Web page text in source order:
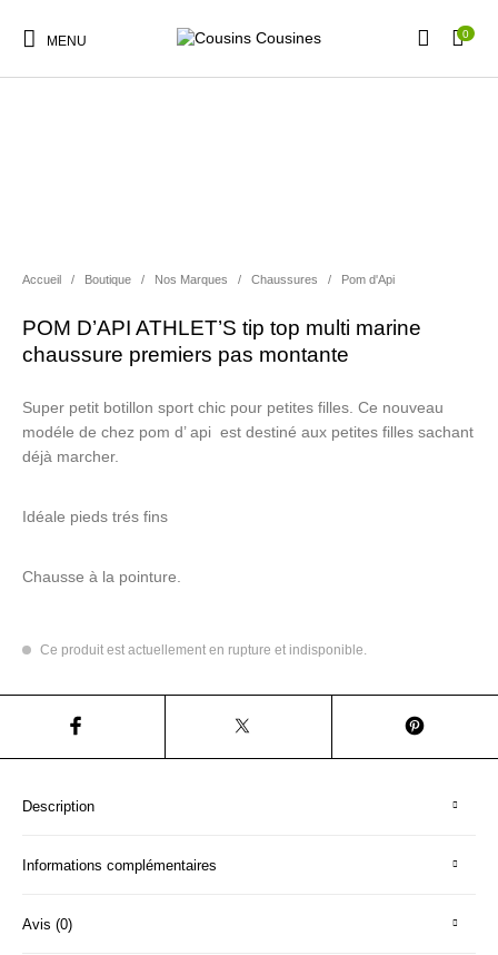
MENU 0
Accueil / Boutique / Nos Marques / Chaussures / Pom d'Api
POM D’API ATHLET’S tip top multi marine
chaussure premiers pas montante
Super petit botillon sport chic pour petites filles. Ce nouveau
modéle de chez pom d’ api est destiné aux petites filles sachant
déjà marcher.
Idéale pieds trés fins
Chausse à la pointure.
Ce produit est actuellement en rupture et indisponible.
Description
Informations complémentaires
Avis (0)